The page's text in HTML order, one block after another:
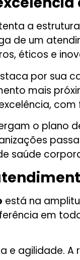
a
de um
éticos e
por
mais
o
saúde
está na
em
e agilidade.